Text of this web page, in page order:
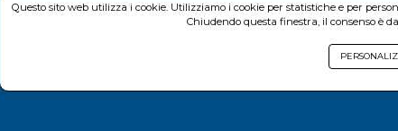
Questo sito web utilizza i cookie. Utilizziamo i cookie per statistiche e per
Chiudendo questa finestra, il consenso è